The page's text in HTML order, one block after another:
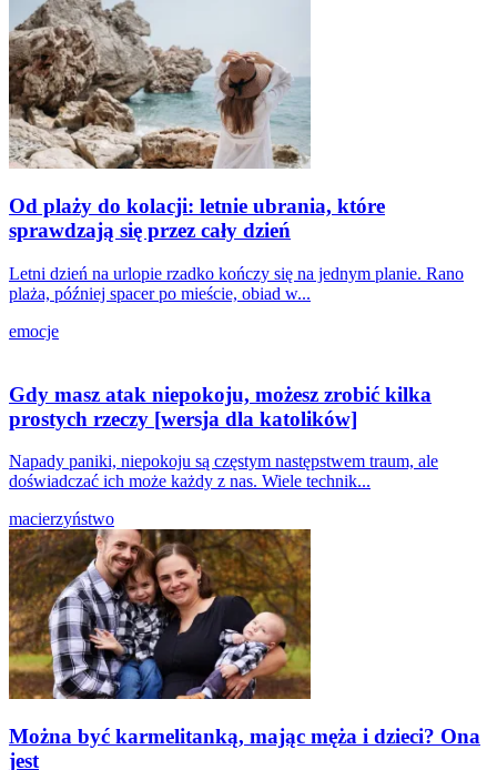
Od plaży do kolacji: letnie ubrania, które
sprawdzają się przez cały dzień
Letni dzień na urlopie rzadko kończy się na jednym planie. Rano
plaża, później spacer po mieście, obiad w...
emocje
Gdy masz atak niepokoju, możesz zrobić kilka
prostych rzeczy [wersja dla katolików]
Napady paniki, niepokoju są częstym następstwem traum, ale
doświadczać ich może każdy z nas. Wiele technik...
macierzyństwo
Można być karmelitanką, mając męża i dzieci? Ona
jest